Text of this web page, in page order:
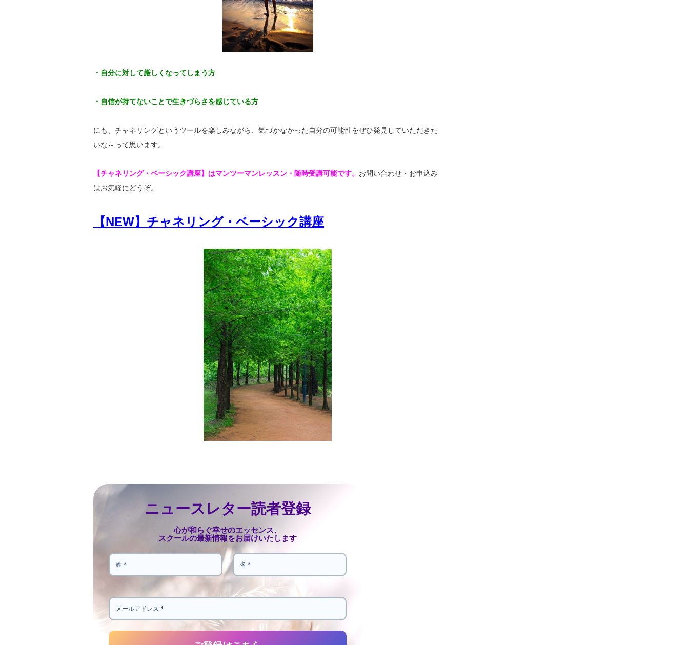
・自分に対して厳しくなってしまう方
・自信が持てないことで生きづらさを感じている方
にも、チャネリングというツールを楽しみながら、気づかなかった自分の可能性をぜひ発見していただきた
いな～って思います。
【チャネリング・ベーシック講座】はマンツーマンレッスン・随時受講可能です。 お問い合わせ・お申込み
はお気軽にどうぞ。
【NEW】チャネリング・ベーシック講座
ニュースレター読者登録
心が和らぐ幸せのエッセンス、
スクールの最新情報をお届けいたします